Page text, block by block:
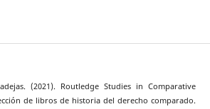
(2021). Routledge Studies in Comparative
de libros de historia del derecho comparado.